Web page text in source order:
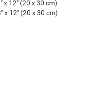
x 12" (20 x 30 cm)
x 12" (20 x 30 cm)